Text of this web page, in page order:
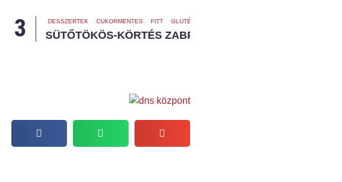
DESSZERTEK CUKORMENTES FITT GLUTÉNMENTES
SÜTŐTÖKÖS-KÖRTÉS ZABPITE